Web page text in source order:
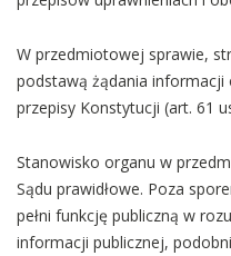
W przedmiotowej sprawie,
podstawą żądania informacji
przepisy Konstytucji (art. 61
Stanowisko organu w
Sądu prawidłowe. Poza
pełni funkcję publiczną w
informacji publicznej,